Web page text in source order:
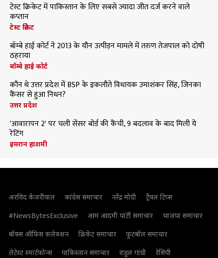
टेस्ट क्रिकेट में पाकिस्तान के लिए सबसे ज्यादा जीत दर्ज करने वाले
कप्तान
टेस्ट क्रिकेट
बॉम्बे हाई कोर्ट ने 2013 के यौन उत्पीड़न मामले में तरुण तेजपाल को दोषी
ठहराया
बॉम्बे हाई कोर्ट
कौन थे उत्तर प्रदेश में BSP के इकलौते विधायक उमाशंकर सिंह, जिनका
कैंसर से हुआ निधन?
उत्तर प्रदेश
'आवारापन 2' पर चली सेंसर बोर्ड की कैंची, 9 बदलाव के बाद मिली ये
रेटिंग
इमरान हाशमी
अरविंद केजरीवाल कांग्रेस समाचार नरेंद्र मोदी
ट्रैवल टिप्स
#NewsBytesExclusive
आम आदमी पार्टी समाचार
भाजपा समाचार
बॉक्स ऑफिस कलेक्शन
क्रिकेट समाचार
फुटबॉल समाचार
लेटेस्ट स्मार्टफोन्स
पाकिस्तान समाचार राहुल गांधी रेसिपी